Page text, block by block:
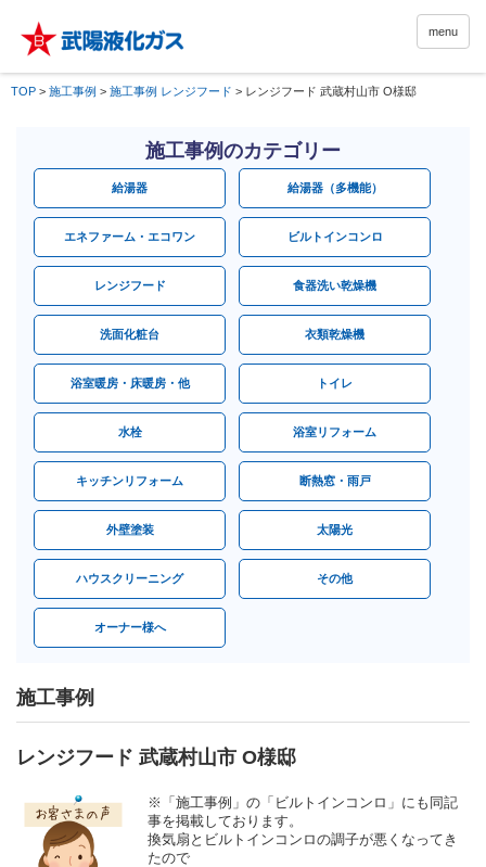
menu
TOP > 施工事例 > 施工事例 レンジフード > レンジフード 武蔵村山市 O様邸
施工事例のカテゴリー
給湯器 給湯器（多機能）
エネファーム・エコワン ビルトインコンロ
レンジフード 食器洗い乾燥機
洗面化粧台 衣類乾燥機
浴室暖房・床暖房・他 トイレ
水栓 浴室リフォーム
キッチンリフォーム 断熱窓・雨戸
外壁塗装 太陽光
ハウスクリーニング その他
オーナー様へ
施工事例
レンジフード 武蔵村山市 O様邸
※「施工事例」の「ビルトインコンロ」にも同記
事を掲載しております。
換気扇とビルトインコンロの調子が悪くなってき
たので